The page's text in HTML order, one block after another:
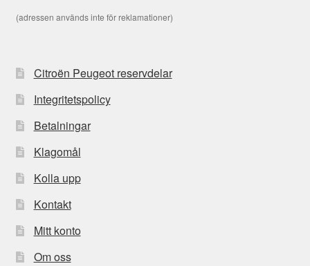
(adressen används inte för reklamationer)
Citroën Peugeot reservdelar
Integritetspolicy
Betalningar
Klagomål
Kolla upp
Kontakt
Mitt konto
Om oss